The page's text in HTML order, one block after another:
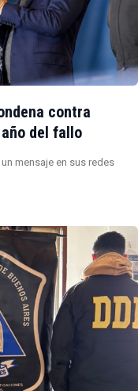
contra
del fallo
mensaje en sus redes